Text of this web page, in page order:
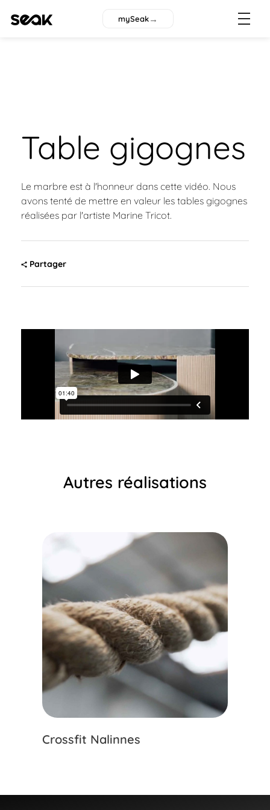
mySeak→
Table gigognes
Le marbre est à l'honneur dans cette vidéo. Nous
avons tenté de mettre en valeur les tables gigognes
réalisées par l'artiste Marine Tricot.
Partager
Autres réalisations
Crossfit Nalinnes